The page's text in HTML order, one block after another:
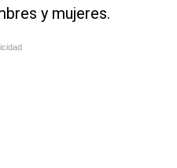
y mujeres.